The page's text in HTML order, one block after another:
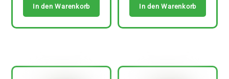
In den Warenkorb In den Warenkorb